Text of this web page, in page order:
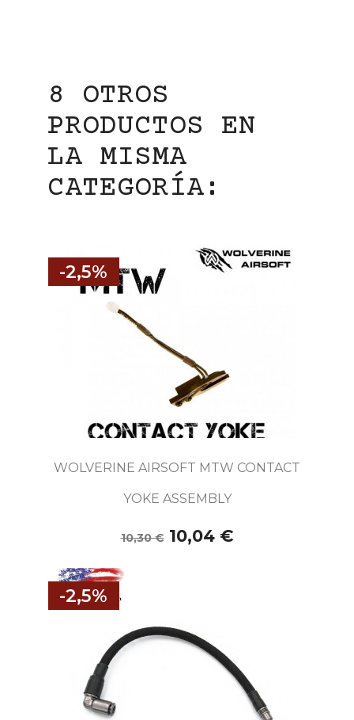
8 OTROS
PRODUCTOS EN
LA MISMA
CATEGORÍA:
WOLVERINE AIRSOFT MTW CONTACT
YOKE ASSEMBLY
10,30 € 10,04 €
-2,5%
-2,5%